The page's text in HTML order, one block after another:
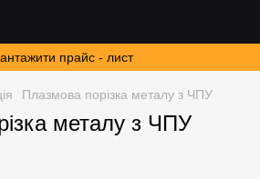
прайс - лист
Плазмова порізка металу з ЧПУ
металу з ЧПУ